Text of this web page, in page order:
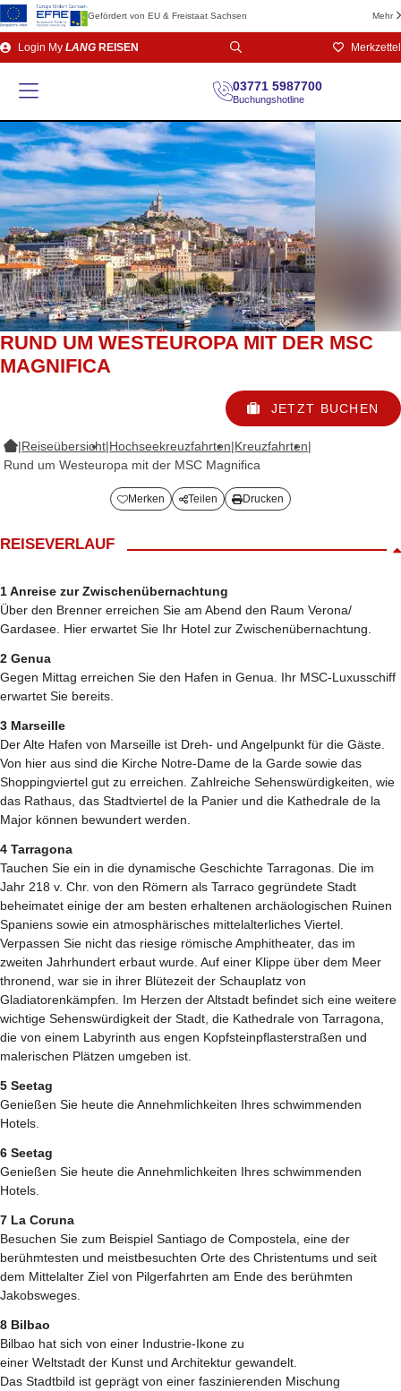
Gefördert von EU & Freistaat Sachsen Mehr
Direkt
zum
Login My LANG REISEN Merkzettel
03771 5987700
Buchungshotline
RUND UM WESTEUROPA MIT DER MSC
MAGNIFICA
JETZT BUCHEN
|Reiseübersicht|Hochseekreuzfahrten|Kreuzfahrten|
Rund um Westeuropa mit der MSC Magnifica
Merken Teilen Drucken
REISEVERLAUF
1 Anreise zur Zwischenübernachtung
Über den Brenner erreichen Sie am Abend den Raum Verona/
Gardasee. Hier erwartet Sie Ihr Hotel zur Zwischenübernachtung.
2 Genua
Gegen Mittag erreichen Sie den Hafen in Genua. Ihr MSC-Luxusschiff
erwartet Sie bereits.
3 Marseille
Der Alte Hafen von Marseille ist Dreh- und Angelpunkt für die Gäste.
Von hier aus sind die Kirche Notre-Dame de la Garde sowie das
Shoppingviertel gut zu erreichen. Zahlreiche Sehenswürdigkeiten, wie
das Rathaus, das Stadtviertel de la Panier und die Kathedrale de la
Major können bewundert werden.
4 Tarragona
Tauchen Sie ein in die dynamische Geschichte Tarragonas. Die im
Jahr 218 v. Chr. von den Römern als Tarraco gegründete Stadt
beheimatet einige der am besten erhaltenen archäologischen Ruinen
Spaniens sowie ein atmosphärisches mittelalterliches Viertel.
Verpassen Sie nicht das riesige römische Amphitheater, das im
zweiten Jahrhundert erbaut wurde. Auf einer Klippe über dem Meer
thronend, war sie in ihrer Blütezeit der Schauplatz von
Gladiatorenkämpfen. Im Herzen der Altstadt befindet sich eine weitere
wichtige Sehenswürdigkeit der Stadt, die Kathedrale von Tarragona,
die von einem Labyrinth aus engen Kopfsteinpflasterstraßen und
malerischen Plätzen umgeben ist.
5 Seetag
Genießen Sie heute die Annehmlichkeiten Ihres schwimmenden
Hotels.
6 Seetag
Genießen Sie heute die Annehmlichkeiten Ihres schwimmenden
Hotels.
7 La Coruna
Besuchen Sie zum Beispiel Santiago de Compostela, eine der
berühmtesten und meistbesuchten Orte des Christentums und seit
dem Mittelalter Ziel von Pilgerfahrten am Ende des berühmten
Jakobsweges.
8 Bilbao
Bilbao hat sich von einer Industrie-Ikone zu
einer Weltstadt der Kunst und Architektur gewandelt.
Das Stadtbild ist geprägt von einer faszinierenden Mischung